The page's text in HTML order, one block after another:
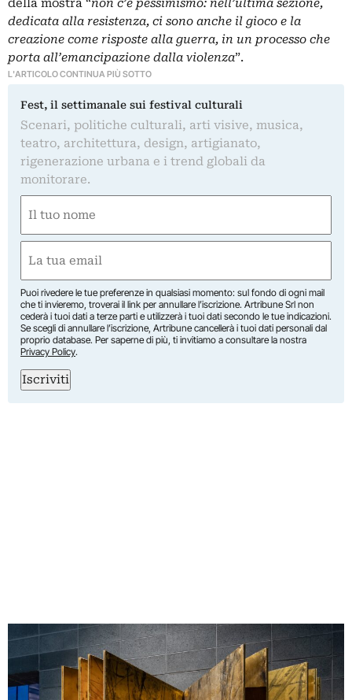
della mostra “non c’è pessimismo: nell’ultima sezione,
dedicata alla resistenza, ci sono anche il gioco e la
creazione come risposte alla guerra, in un processo che
porta all’emancipazione dalla violenza”.
L'ARTICOLO CONTINUA PIÙ SOTTO
Fest, il settimanale sui festival culturali
Scenari, politiche culturali, arti visive, musica,
teatro, architettura, design, artigianato,
rigenerazione urbana e i trend globali da
monitorare.
(Required)
First
(Required)
Puoi rivedere le tue preferenze in qualsiasi momento: sul fondo di ogni mail
che ti invieremo, troverai il link per annullare l’iscrizione. Artribune Srl non
cederà i tuoi dati a terze parti e utilizzerà i tuoi dati secondo le tue indicazioni.
Se scegli di annullare l’iscrizione, Artribune cancellerà i tuoi dati personali dal
proprio database. Per saperne di più, ti invitiamo a consultare la nostra
Privacy Policy.
Iscriviti